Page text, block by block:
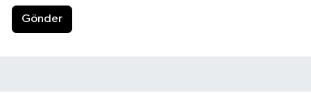
Gönder